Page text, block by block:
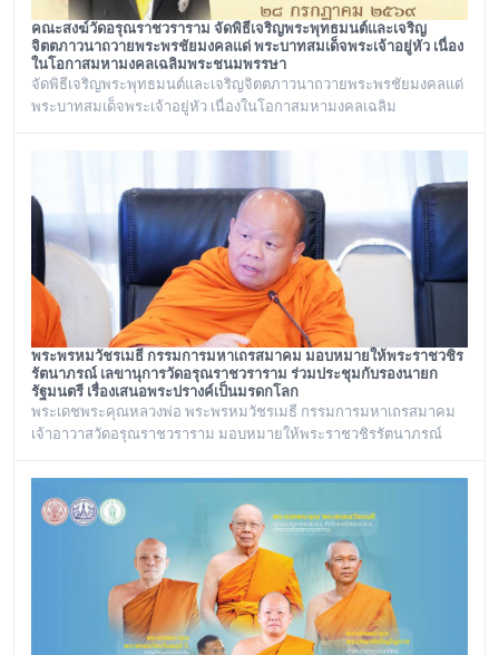
คณะสงฆ์วัดอรุณราชวราราม จัดพิธีเจริญพระพุทธมนต์และเจริญ
จิตตภาวนาถวายพระพรชัยมงคลแด่ พระบาทสมเด็จพระเจ้าอยู่หัว เนื่อง
ในโอกาสมหามงคลเฉลิมพระชนมพรรษา
จัดพิธีเจริญพระพุทธมนต์และเจริญจิตตภาวนาถวายพระพรชัยมงคลแด่
พระบาทสมเด็จพระเจ้าอยู่หัว เนื่องในโอกาสมหามงคลเฉลิม
ราชวราราม กรุงเทพเทพมหานครในวันอังคาร ที่ ๒๘ กรกฎาคม ๒๕๖๙
พระพรหมวัชรเมธี กรรมการมหาเถรสมาคม มอบหมายให้พระราชวชิร
รัตนาภรณ์ เลขานุการวัดอรุณราชวราราม ร่วมประชุมกับรองนายก
รัฐมนตรี เรื่องเสนอพระปรางค์เป็นมรดกโลก
พระเดชพระคุณหลวงพ่อ พระพรหมวัชรเมธี กรรมการมหาเถรสมาคม
เจ้าอาวาสวัดอรุณราชวราราม มอบหมายให้พระราชวชิรรัตนาภรณ์
รัฐมนตรี เรื่องเสนอพระปรางค์เป็นมรดกโลก ณ ทำเนียบรัฐบาล